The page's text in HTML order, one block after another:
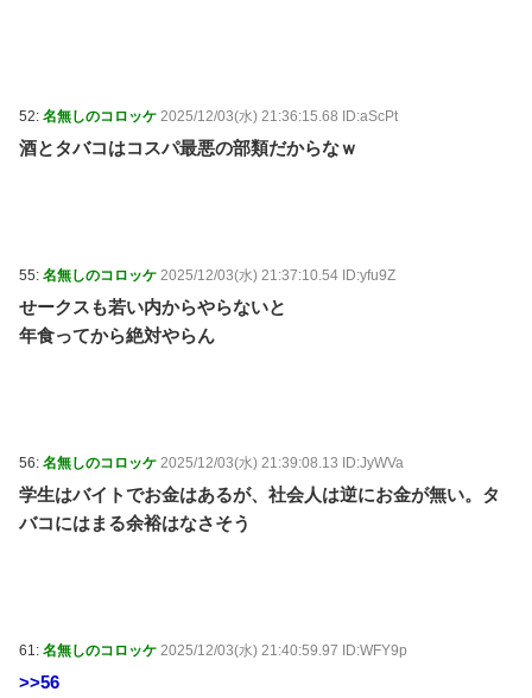
52: 名無しのコロッケ 2025/12/03(水) 21:36:15.68 ID:aScPt
酒とタバコはコスパ最悪の部類だからなｗ
55: 名無しのコロッケ 2025/12/03(水) 21:37:10.54 ID:yfu9Z
せークスも若い内からやらないと
年食ってから絶対やらん
56: 名無しのコロッケ 2025/12/03(水) 21:39:08.13 ID:JyWVa
学生はバイトでお金はあるが、社会人は逆にお金が無い。タ
バコにはまる余裕はなさそう
61: 名無しのコロッケ 2025/12/03(水) 21:40:59.97 ID:WFY9p
>>56